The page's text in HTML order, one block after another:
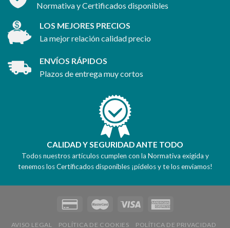
Normativa y Certificados disponibles
LOS MEJORES PRECIOS
La mejor relación calidad precio
ENVÍOS RÁPIDOS
Plazos de entrega muy cortos
CALIDAD Y SEGURIDAD ANTE TODO
Todos nuestros artículos cumplen con la Normativa exigida y
tenemos los Certificados disponibles ¡pídelos y te los enviamos!
AVISO LEGAL POLÍTICA DE COOKIES
POLÍTICA DE PRIVACIDAD